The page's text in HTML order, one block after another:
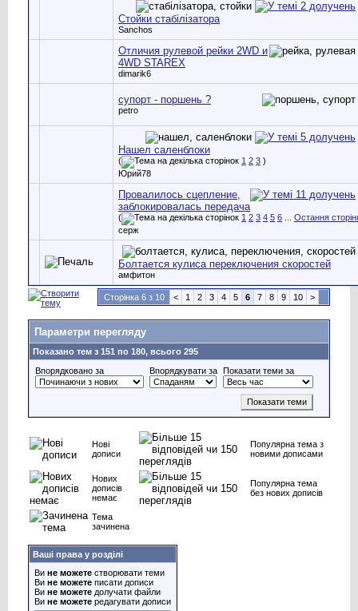
Стойки стабілізатора
Sanchos
Отличия рулевой рейки 2WD и
4WD STAREX
dimarik6
супорт - поршень ?
petro
Нашел саленблоки
( 1 2 3 )
Юрий78
Провалилось сцепление,
заблокировалась передача
( 1 2 3 4 5 6
Остання
серж
Болтается кулиса переключения скоростей
амфитон
Сторінка 6 з 10 < 1 2 3 4 5 6 7 8 9 10 >
Параметри перегляду
Показано тем з 151 по 180, всього 295
Впорядковано за
Впорядкувати за Показати теми за
Нові
дописи
Популярна тема з
новими дописами
Нових
дописів
немає
Популярна тема
без нових дописів
Тема
зачинена
Ваші права у розділі
Ви не можете створювати теми
Ви не можете писати дописи
Ви не можете долучати файли
Ви не можете редагувати дописи